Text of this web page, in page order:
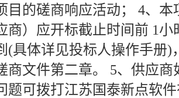
目的磋商响应活动； 4、
商）应开标截止时间前 1
(具体详见投标人操作手册
商文件第二章。 5、供应
题可拨打江苏国泰新点软